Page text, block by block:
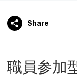
Share
職員参加